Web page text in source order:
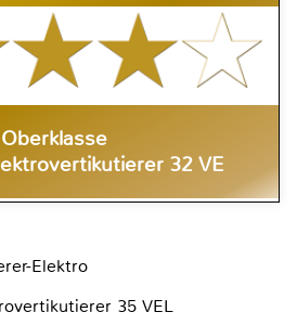
Oberklasse
32 VE
Elektro
35 VEL